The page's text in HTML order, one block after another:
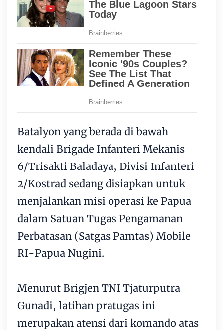
Batalyon yang berada di bawah
kendali Brigade Infanteri Mekanis
6/Trisakti Baladaya, Divisi Infanteri
2/Kostrad sedang disiapkan untuk
menjalankan misi operasi ke Papua
dalam Satuan Tugas Pengamanan
Perbatasan (Satgas Pamtas) Mobile
RI-Papua Nugini.
Menurut Brigjen TNI Tjaturputra
Gunadi, latihan pratugas ini
merupakan atensi dari komando atas